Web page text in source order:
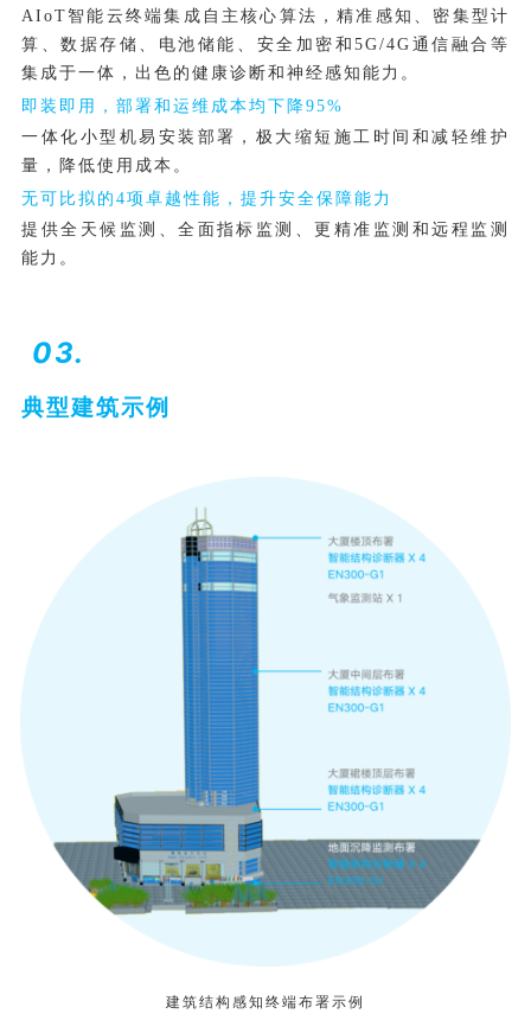
AIoT智能云终端集成自主核心算法，精准感知、密集型计
算、数据存储、电池储能、安全加密和5G/4G通信融合等
集成于一体，出色的健康诊断和神经感知能力。
即装即用，部署和运维成本均下降95%
一体化小型机易安装部署，极大缩短施工时间和减轻维护
量，降低使用成本。
无可比拟的4项卓越性能，提升安全保障能力
提供全天候监测、全面指标监测、更精准监测和远程监测
能力。
03.
典型建筑示例
建筑结构感知终端布署示例